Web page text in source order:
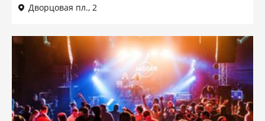
Дворцовая пл., 2